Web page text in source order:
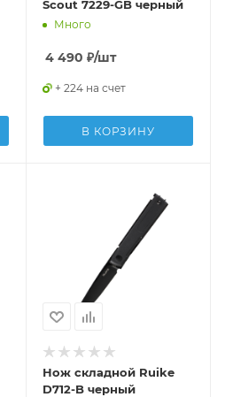
Scout 7229-GB черный
Много
4 490 ₽/шт
+ 224 на счет
В КОРЗИНУ
Нож складной Ruike
D712-B черный